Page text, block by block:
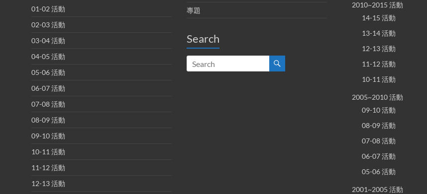
01-02 活動
02-03 活動
03-04 活動
04-05 活動
05-06 活動
06-07 活動
07-08 活動
08-09 活動
09-10 活動
10-11 活動
11-12 活動
12-13 活動
專題
Search
2010~2015 活動
14-15 活動
13-14 活動
12-13 活動
11-12 活動
10-11 活動
2005~2010 活動
09-10 活動
08-09 活動
07-08 活動
06-07 活動
05-06 活動
2001~2005 活動